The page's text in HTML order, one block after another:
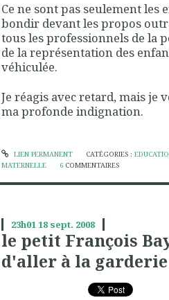
Ce ne sont pas seulement
bondir devant les propos
tous les professionnels de la
de la représentation des
véhiculée.
Je réagis avec retard, mais je
ma profonde indignation.
LIEN PERMANENT CATÉGORIES :
MATERNELLE
6 COMMENTAIRES
23h0118 sept. 2008
le petit François
d'aller à la